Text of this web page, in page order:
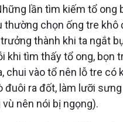
lần tìm kiếm tổ
chọn ống tre
thành khi ta ngắt
khi tìm thấy tổ ong,
chui vào tổ nên lỗ tre
ra đốt, làm lưỡi
nên nói bị ngọng).